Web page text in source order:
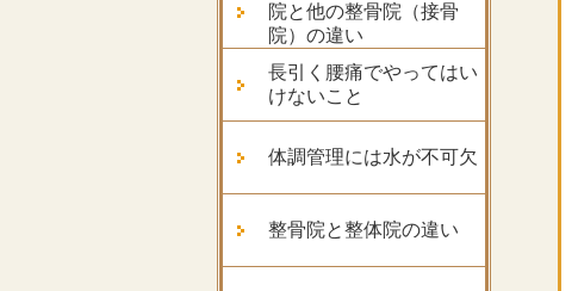
院と他の整骨院（接骨
院）の違い
長引く腰痛でやってはい
けないこと
体調管理には水が不可欠
整骨院と整体院の違い